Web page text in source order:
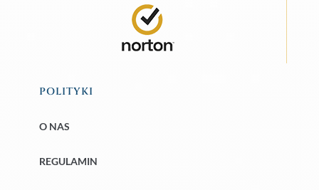
POLITYKI
O NAS
REGULAMIN